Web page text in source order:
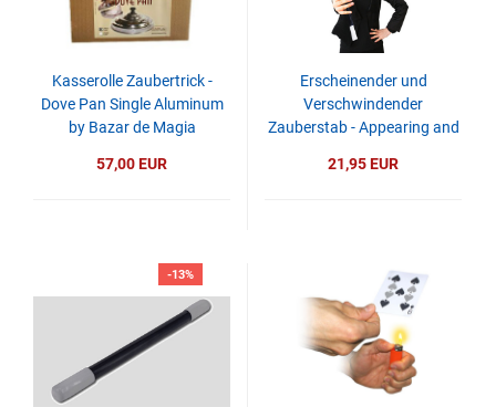
Kasserolle Zaubertrick -
Dove Pan Single Aluminum
by Bazar de Magia
57,00 EUR
Erscheinender und
Verschwindender
Zauberstab - Appearing and
21,95 EUR
-13%